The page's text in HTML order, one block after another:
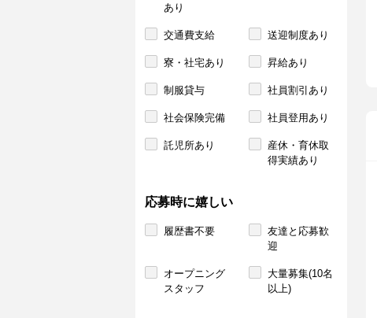
あり
交通費支給 送迎制度あり
寮・社宅あり 昇給あり
制服貸与 社員割引あり
社会保険完備 社員登用あり
託児所あり
産休・育休取
得実績あり
応募時に嬉しい
履歴書不要
友達と応募歓
迎
オープニング
スタッフ
大量募集(10名
以上)